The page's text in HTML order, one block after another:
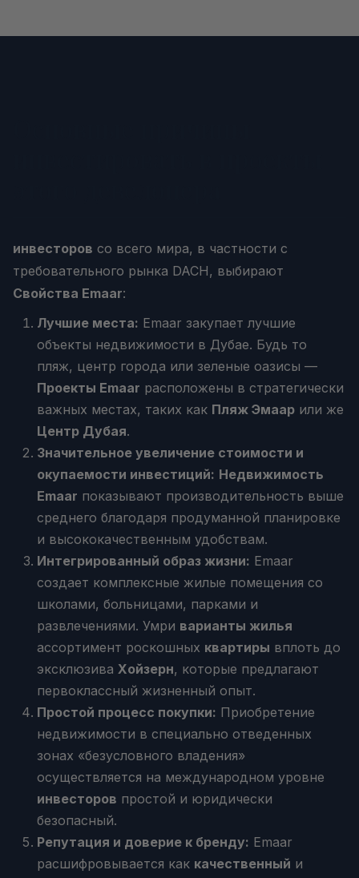
инвесторов со всего мира, в частности с
требовательного рынка DACH, выбирают
Свойства Emaar:
Лучшие места: Emaar закупает лучшие
объекты недвижимости в Дубае. Будь то
пляж, центр города или зеленые оазисы —
Проекты Emaar расположены в стратегически
важных местах, таких как Пляж Эмаар или же
Центр Дубая.
Значительное увеличение стоимости и
окупаемости инвестиций: Недвижимость
Emaar показывают производительность выше
среднего благодаря продуманной планировке
и высококачественным удобствам.
Интегрированный образ жизни: Emaar
создает комплексные жилые помещения со
школами, больницами, парками и
развлечениями. Умри варианты жилья
ассортимент роскошных квартиры вплоть до
эксклюзива Хойзерн, которые предлагают
первоклассный жизненный опыт.
Простой процесс покупки: Приобретение
недвижимости в специально отведенных
зонах «безусловного владения»
осуществляется на международном уровне
инвесторов простой и юридически
безопасный.
Репутация и доверие к бренду: Emaar
расшифровывается как качественный и